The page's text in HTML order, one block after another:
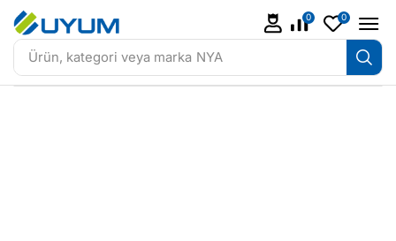
Ürün, kategori veya marka NYA
0 0